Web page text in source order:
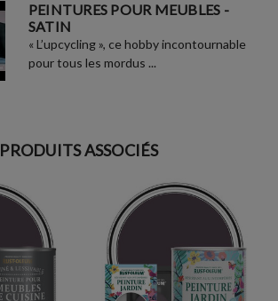
PEINTURES POUR MEUBLES -
SATIN
« L’upcycling », ce hobby incontournable
pour tous les mordus ...
PRODUITS ASSOCIÉS